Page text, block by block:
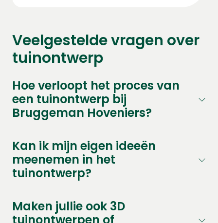
Veelgestelde vragen over
tuinontwerp
Hoe verloopt het proces van
een tuinontwerp bij
Bruggeman Hoveniers?
Kan ik mijn eigen ideeën
meenemen in het
tuinontwerp?
Maken jullie ook 3D